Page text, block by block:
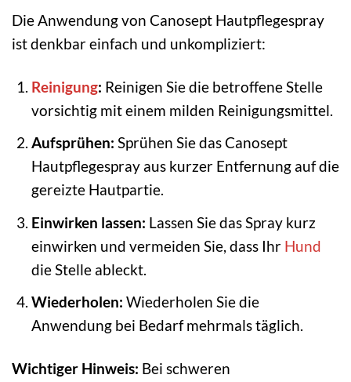
Die Anwendung von Canosept Hautpflegespray
ist denkbar einfach und unkompliziert:
Reinigung: Reinigen Sie die betroffene Stelle
vorsichtig mit einem milden Reinigungsmittel.
Aufsprühen: Sprühen Sie das Canosept
Hautpflegespray aus kurzer Entfernung auf die
gereizte Hautpartie.
Einwirken lassen: Lassen Sie das Spray kurz
einwirken und vermeiden Sie, dass Ihr Hund
die Stelle ableckt.
Wiederholen: Wiederholen Sie die
Anwendung bei Bedarf mehrmals täglich.
Wichtiger Hinweis: Bei schweren